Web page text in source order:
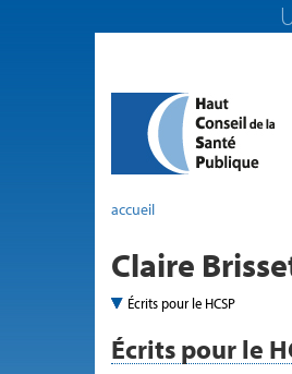
accueil
Claire
Écrits pour le HCSP
Écrits pour le